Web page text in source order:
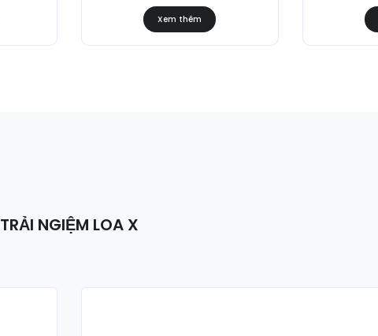
Xem thêm
TRẢI NGIỆM LOA X